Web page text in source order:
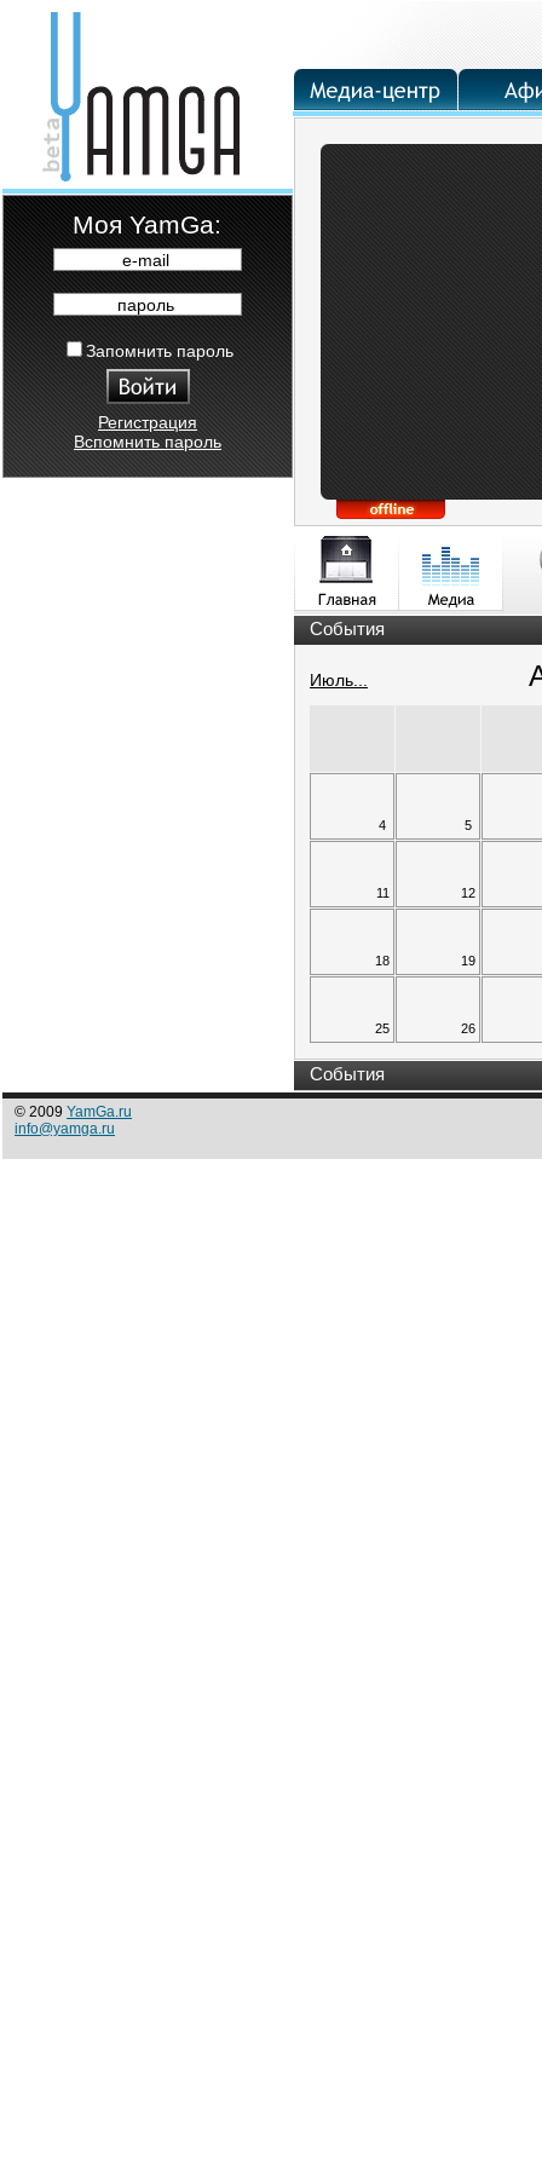
Moя YamGa:
e-mail
пароль
Запомнить пароль
Регистрация
Вспомнить пароль
События
Июль...
4 5
11 12
18 19
25 26
События
© 2009 YamGa.ru
info@yamga.ru